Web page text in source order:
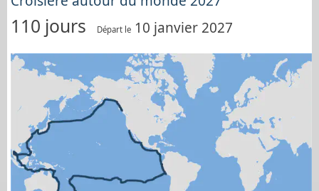
110 jours Départ le 10 janvier 2027